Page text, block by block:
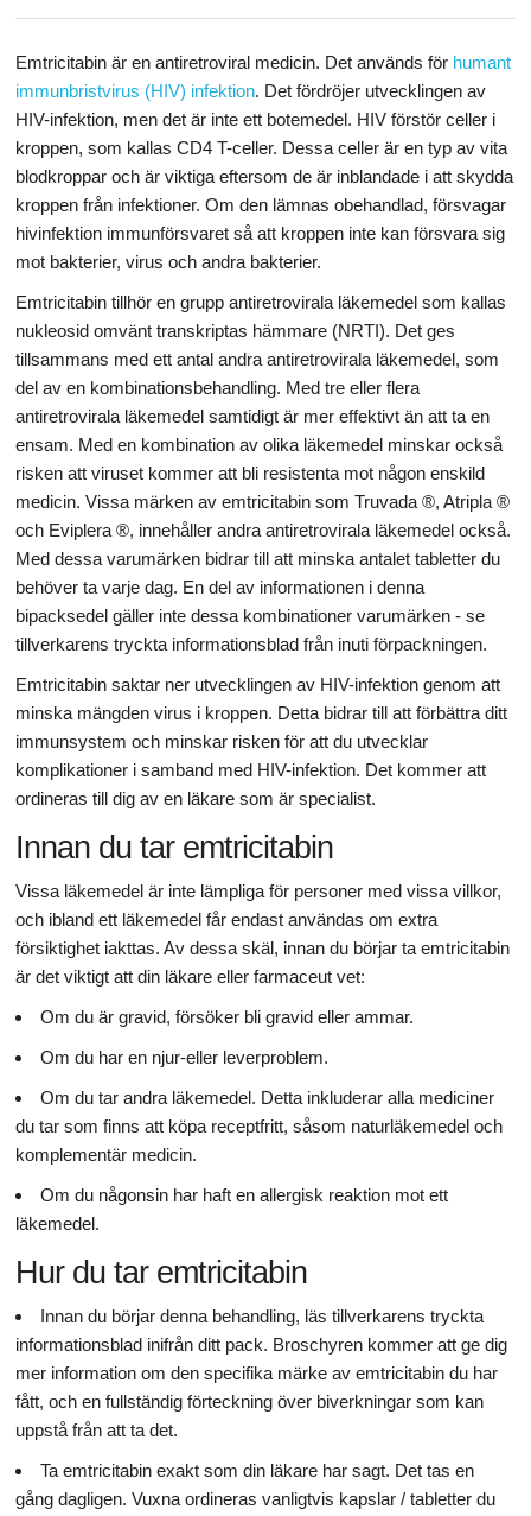
Emtricitabin är en antiretroviral medicin. Det används för humant
immunbristvirus (HIV) infektion. Det fördröjer utvecklingen av
HIV-infektion, men det är inte ett botemedel. HIV förstör celler i
kroppen, som kallas CD4 T-celler. Dessa celler är en typ av vita
blodkroppar och är viktiga eftersom de är inblandade i att skydda
kroppen från infektioner. Om den lämnas obehandlad, försvagar
hivinfektion immunförsvaret så att kroppen inte kan försvara sig
mot bakterier, virus och andra bakterier.
Emtricitabin tillhör en grupp antiretrovirala läkemedel som kallas
nukleosid omvänt transkriptas hämmare (NRTI). Det ges
tillsammans med ett antal andra antiretrovirala läkemedel, som
del av en kombinationsbehandling. Med tre eller flera
antiretrovirala läkemedel samtidigt är mer effektivt än att ta en
ensam. Med en kombination av olika läkemedel minskar också
risken att viruset kommer att bli resistenta mot någon enskild
medicin. Vissa märken av emtricitabin som Truvada ®, Atripla ®
och Eviplera ®, innehåller andra antiretrovirala läkemedel också.
Med dessa varumärken bidrar till att minska antalet tabletter du
behöver ta varje dag. En del av informationen i denna
bipacksedel gäller inte dessa kombinationer varumärken - se
tillverkarens tryckta informationsblad från inuti förpackningen.
Emtricitabin saktar ner utvecklingen av HIV-infektion genom att
minska mängden virus i kroppen. Detta bidrar till att förbättra ditt
immunsystem och minskar risken för att du utvecklar
komplikationer i samband med HIV-infektion. Det kommer att
ordineras till dig av en läkare som är specialist.
Innan du tar emtricitabin
Vissa läkemedel är inte lämpliga för personer med vissa villkor,
och ibland ett läkemedel får endast användas om extra
försiktighet iakttas. Av dessa skäl, innan du börjar ta emtricitabin
är det viktigt att din läkare eller farmaceut vet:
Om du är gravid, försöker bli gravid eller ammar.
Om du har en njur-eller leverproblem.
Om du tar andra läkemedel. Detta inkluderar alla mediciner
du tar som finns att köpa receptfritt, såsom naturläkemedel och
komplementär medicin.
Om du någonsin har haft en allergisk reaktion mot ett
läkemedel.
Hur du tar emtricitabin
Innan du börjar denna behandling, läs tillverkarens tryckta
informationsblad inifrån ditt pack. Broschyren kommer att ge dig
mer information om den specifika märke av emtricitabin du har
fått, och en fullständig förteckning över biverkningar som kan
uppstå från att ta det.
Ta emtricitabin exakt som din läkare har sagt. Det tas en
gång dagligen. Vuxna ordineras vanligtvis kapslar / tabletter du